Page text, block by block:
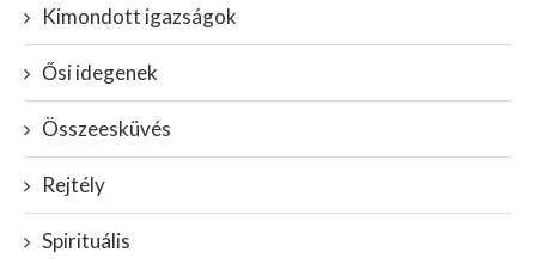
Kimondott igazságok
Ősi idegenek
Összeesküvés
Rejtély
Spirituális